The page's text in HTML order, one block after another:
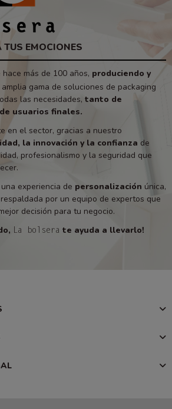
EMOCIONES
hace más de 100 años, produciendo y
amplia gama de soluciones de packaging
las necesidades, tanto de
usuarios finales.
en el sector, gracias a nuestro
la innovación y la confianza de
profesionalismo y la seguridad que
experiencia de personalización única,
por un equipo de expertos que
decisión para tu negocio.
La bolsera te ayuda a llevarlo!